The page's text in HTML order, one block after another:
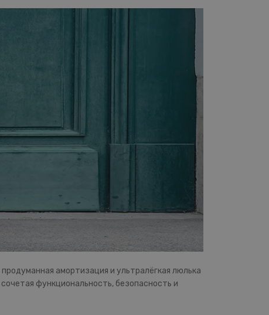
амортизация и ультралёгкая люлька
функциональность, безопасность и